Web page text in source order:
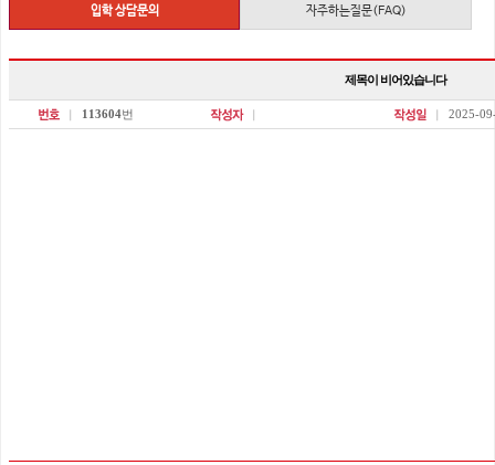
입학 상담문의 자주하는질문(FAQ)
제목이 비어있습니다
113604번 2025-